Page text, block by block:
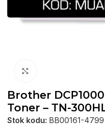
Brother
Toner – TN-
Stok kodu: BB00161-4799